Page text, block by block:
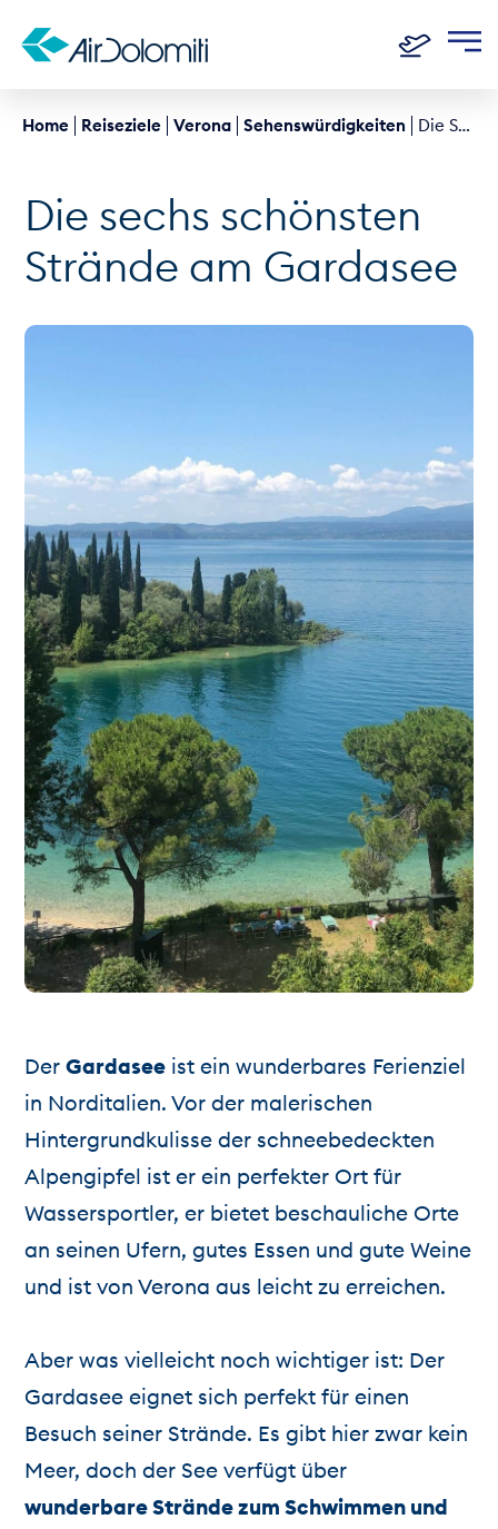
Home Reiseziele Verona Sehenswürdigkeiten Die Sechs Schönsten Strände Am Gardasee
Die sechs schönsten
Strände am Gardasee
DerGardasee ist ein wunderbares Ferienziel
in Norditalien. Vor der malerischen
Hintergrundkulisse der schneebedeckten
Alpengipfel ist er ein perfekter Ort für
Wassersportler, er bietet beschauliche Orte
an seinen Ufern, gutes Essen und gute Weine
und ist von Verona aus leicht zu erreichen.
Aber was vielleicht noch wichtiger ist: Der
Gardasee eignet sich perfekt für einen
Besuch seiner Strände. Es gibt hier zwar kein
Meer, doch der See verfügt über
wunderbare Strände zum Schwimmen und